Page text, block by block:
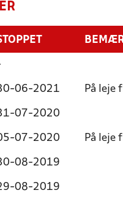
06-2021 På leje
07-2020
07-2020 På leje
08-2019
08-2019